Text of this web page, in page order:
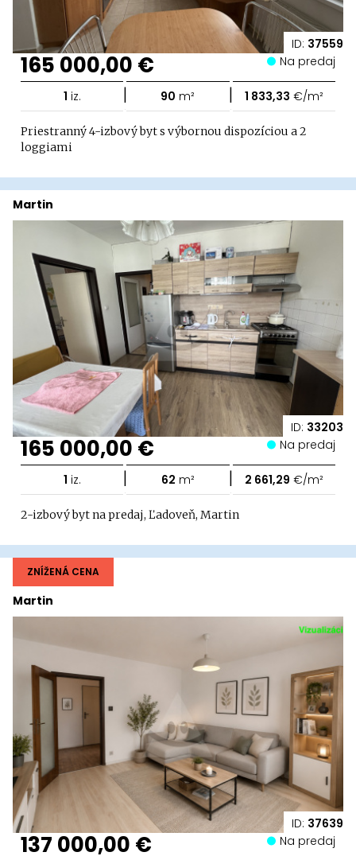
ID: 37559
165 000,00 € Na predaj
1 iz. | 90 m² | 1 833,33 €/m²
Priestranný 4-izbový byt s výbornou dispozíciou a 2
loggiami
ID: 33203
Martin
165 000,00 € Na predaj
1 iz. | 62 m² | 2 661,29 €/m²
2-izbový byt na predaj, Ľadoveň, Martin
ID: 37639
Martin
ZNÍŽENÁ CENA
137 000,00 € Na predaj